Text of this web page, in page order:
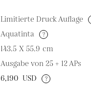
Limitierte Druck Auflage
Aquatinta ?
143.5 X 55.9 cm
Ausgabe von 25 + 12 APs
6,190 USD ?